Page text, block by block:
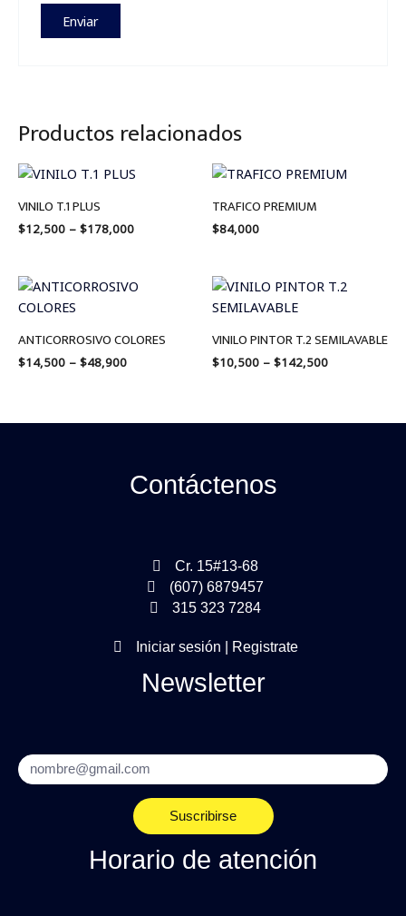
Productos relacionados
VINILO T.1 PLUS
$12,500 – $178,000
Price
$178,000
TRAFICO PREMIUM
$84,000
ANTICORROSIVO COLORES
$14,500 – $48,900
Price
$48,900
VINILO PINTOR T.2 SEMILAVABLE
$10,500 – $142,500
Price
$142,500
Contáctenos
Cr. 15#13-68
(607) 6879457
315 323 7284
Iniciar sesión | Registrate
Newsletter
Email
Suscribirse
Horario de atención